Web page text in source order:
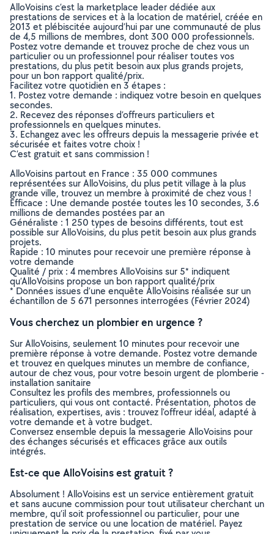
AlloVoisins c’est la marketplace leader dédiée aux
prestations de services et à la location de matériel, créée en
2013 et plébiscitée aujourd’hui par une communauté de plus
de 4,5 millions de membres, dont 300 000 professionnels.
Postez votre demande et trouvez proche de chez vous un
particulier ou un professionnel pour réaliser toutes vos
prestations, du plus petit besoin aux plus grands projets,
pour un bon rapport qualité/prix.
Facilitez votre quotidien en 3 étapes :
1. Postez votre demande : indiquez votre besoin en quelques
secondes.
2. Recevez des réponses d’offreurs particuliers et
professionnels en quelques minutes.
3. Echangez avec les offreurs depuis la messagerie privée et
sécurisée et faites votre choix !
C’est gratuit et sans commission !
AlloVoisins partout en France : 35 000 communes
représentées sur AlloVoisins, du plus petit village à la plus
grande ville, trouvez un membre à proximité de chez vous !
Efficace : Une demande postée toutes les 10 secondes, 3.6
millions de demandes postées par an
Généraliste : 1 250 types de besoins différents, tout est
possible sur AlloVoisins, du plus petit besoin aux plus grands
projets.
Rapide : 10 minutes pour recevoir une première réponse à
votre demande
Qualité / prix : 4 membres AlloVoisins sur 5* indiquent
qu’AlloVoisins propose un bon rapport qualité/prix
* Données issues d’une enquête AlloVoisins réalisée sur un
échantillon de 5 671 personnes interrogées (Février 2024)
Vous cherchez un plombier en urgence ?
Sur AlloVoisins, seulement 10 minutes pour recevoir une
première réponse à votre demande. Postez votre demande
et trouvez en quelques minutes un membre de confiance,
autour de chez vous, pour votre besoin urgent de plomberie -
installation sanitaire
Consultez les profils des membres, professionnels ou
particuliers, qui vous ont contacté. Présentation, photos de
réalisation, expertises, avis : trouvez l'offreur idéal, adapté à
votre demande et à votre budget.
Conversez ensemble depuis la messagerie AlloVoisins pour
des échanges sécurisés et efficaces grâce aux outils
intégrés.
Est-ce que AlloVoisins est gratuit ?
Absolument ! AlloVoisins est un service entièrement gratuit
et sans aucune commission pour tout utilisateur cherchant un
membre, qu’il soit professionnel ou particulier, pour une
prestation de service ou une location de matériel. Payez